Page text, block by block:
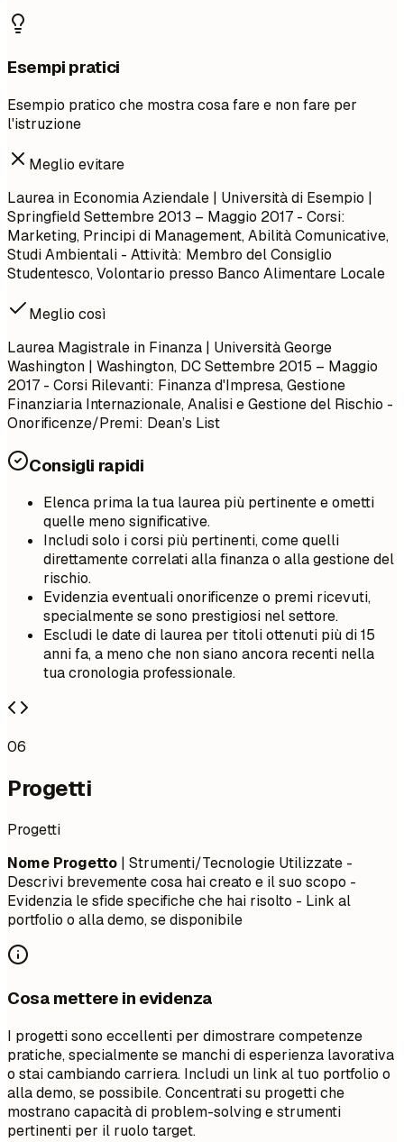
Esempi pratici
Esempio pratico che mostra cosa fare e non fare per
l'istruzione
Meglio evitare
Laurea in Economia Aziendale | Università di Esempio |
SpringfieldSettembre 2013 – Maggio 2017 - Corsi:
Marketing, Principi di Management, Abilità Comunicative,
Studi Ambientali - Attività: Membro del Consiglio
Studentesco, Volontario presso Banco Alimentare Locale
Meglio così
Laurea Magistrale in Finanza | Università George
Washington | Washington, DCSettembre 2015 – Maggio
2017 - Corsi Rilevanti: Finanza d'Impresa, Gestione
Finanziaria Internazionale, Analisi e Gestione del Rischio -
Onorificenze/Premi: Dean’s List
Consigli rapidi
Elenca prima la tua laurea più pertinente e ometti
quelle meno significative.
Includi solo i corsi più pertinenti, come quelli
direttamente correlati alla finanza o alla gestione del
rischio.
Evidenzia eventuali onorificenze o premi ricevuti,
specialmente se sono prestigiosi nel settore.
Escludi le date di laurea per titoli ottenuti più di 15
anni fa, a meno che non siano ancora recenti nella
tua cronologia professionale.
06
Progetti
Progetti
Nome Progetto | Strumenti/Tecnologie Utilizzate -
Descrivi brevemente cosa hai creato e il suo scopo -
Evidenzia le sfide specifiche che hai risolto - Link al
portfolio o alla demo, se disponibile
Cosa mettere in evidenza
I progetti sono eccellenti per dimostrare competenze
pratiche, specialmente se manchi di esperienza lavorativa
o stai cambiando carriera. Includi un link al tuo portfolio o
alla demo, se possibile. Concentrati su progetti che
mostrano capacità di problem-solving e strumenti
pertinenti per il ruolo target.